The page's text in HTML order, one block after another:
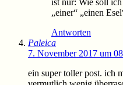
„einer“ „einen
Antworten
Paleica
7. November 2017 um
ein super toller post. ich